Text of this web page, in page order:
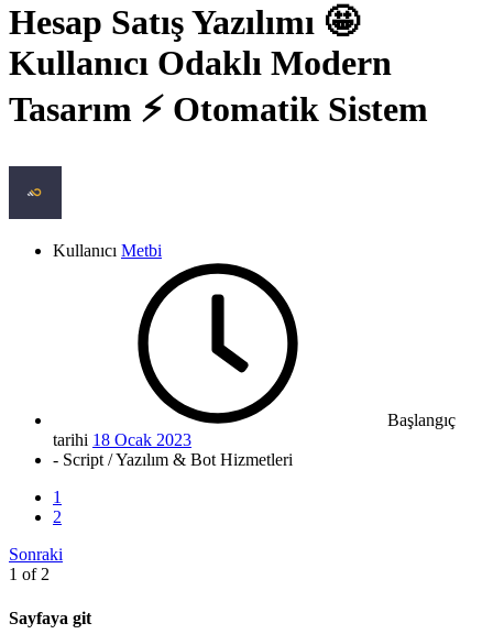
Hesap Satış Yazılımı 🤩
Kullanıcı Odaklı Modern
Tasarım ⚡️ Otomatik Sistem
Kullanıcı Metbi
Başlangıç
tarihi 18 Ocak 2023
- Script / Yazılım & Bot Hizmetleri
1
2
Sonraki
1 of 2
Sayfaya git